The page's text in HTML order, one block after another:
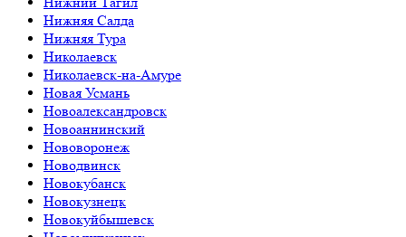
Нижняя Салда
Нижняя Тура
Николаевск
Николаевск-на-Амуре
Новая Усмань
Новоалександровск
Новоаннинский
Нововоронеж
Новодвинск
Новокубанск
Новокузнецк
Новокуйбышевск